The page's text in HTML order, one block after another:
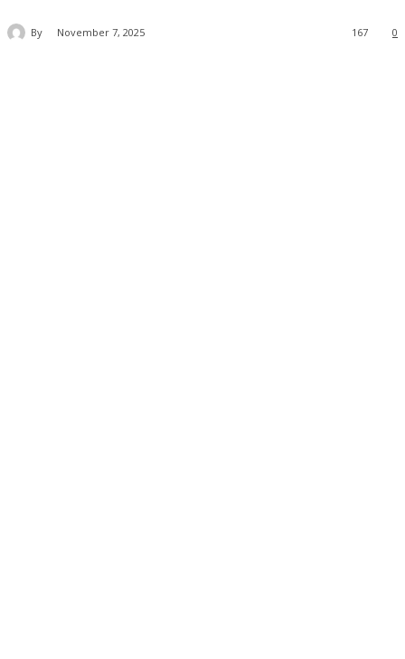
By November 7, 2025 0
167